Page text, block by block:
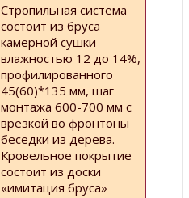
Стропильная система
состоит из бруса
камерной сушки
влажностью 12 до 14%,
профилированного
45(60)*135 мм, шаг
монтажа 600-700 мм с
врезкой во фронтоны
беседки из дерева.
Кровельное покрытие
состоит из доски
«имитация бруса»